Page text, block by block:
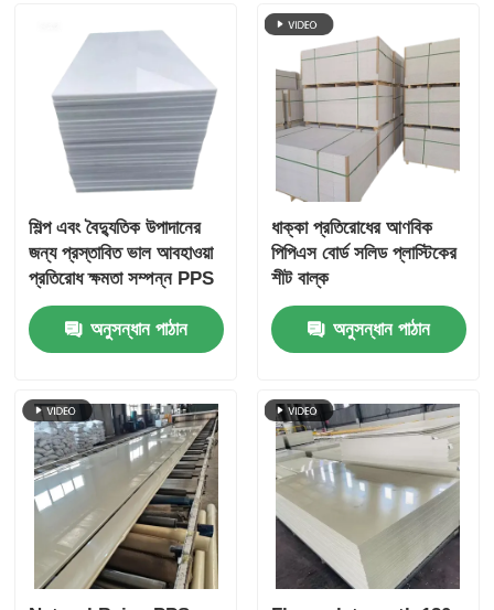
শিল্প এবং বৈদ্যুতিক উপাদানের
জন্য প্রস্তাবিত ভাল আবহাওয়া
প্রতিরোধ ক্ষমতা সম্পন্ন PPS
বোর্ড কাস্টমাইজড UL94 V0
দাহ্যতা রেটিংঅনুসন্ধান পাঠান
ধাক্কা প্রতিরোধের আণবিক
পিপিএস বোর্ড সলিড প্লাস্টিকের
শীট বাল্ক
অনুসন্ধান পাঠান